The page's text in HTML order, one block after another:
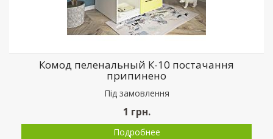
Комод пеленальный К-10 постачання
припинено
Пiд замовлення
1 грн.
Подробнее